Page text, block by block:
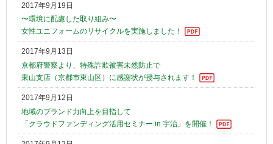
2017年9月19日
〜環境に配慮した取り組み〜
女性ユニフォームのリサイクルを実施しました！
2017年9月13日
京都府警察より、特殊詐欺被害未然防止で
東山支店（京都市東山区）に感謝状が授与されます！
2017年9月12日
地域のブランド力向上を目指して
「クラウドファンディング活用セミナー in 宇治」を開催！